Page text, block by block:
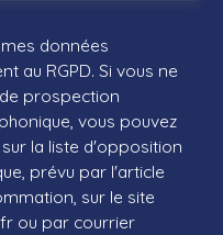
données
au RGPD. Si vous ne
prospection
vous pouvez
la liste d'opposition
prévu par l'article
sur le site
ou par courrier